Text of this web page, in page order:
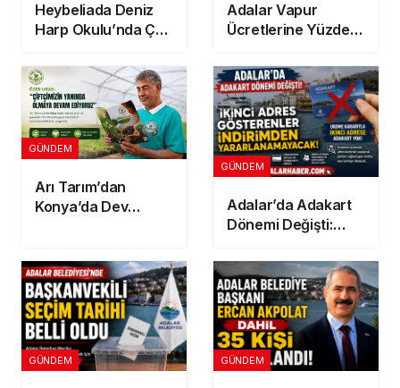
Heybeliada Deniz
Harp Okulu’nda Çatı
Alevler!
Adalar Vapur
Ücretlerine Yüzde
Güncel Tarife
Açıklandı
GÜNDEM
Arı Tarım’dan
Konya’da Dev
Jeotermal Sera
Kuruluyor
GÜNDEM
Adalar’da Adakart
Dönemi Değişti:
Gösterenler
İndirimden
Yararlanamayacak
GÜNDEM GÜNDEM